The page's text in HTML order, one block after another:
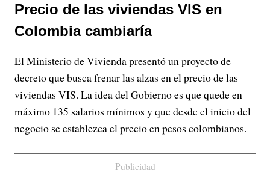
Precio de las viviendas VIS en
Colombia cambiaría
El Ministerio de Vivienda presentó un proyecto de
decreto que busca frenar las alzas en el precio de las
viviendas VIS. La idea del Gobierno es que quede en
máximo 135 salarios mínimos y que desde el inicio del
negocio se establezca el precio en pesos colombianos.
Publicidad